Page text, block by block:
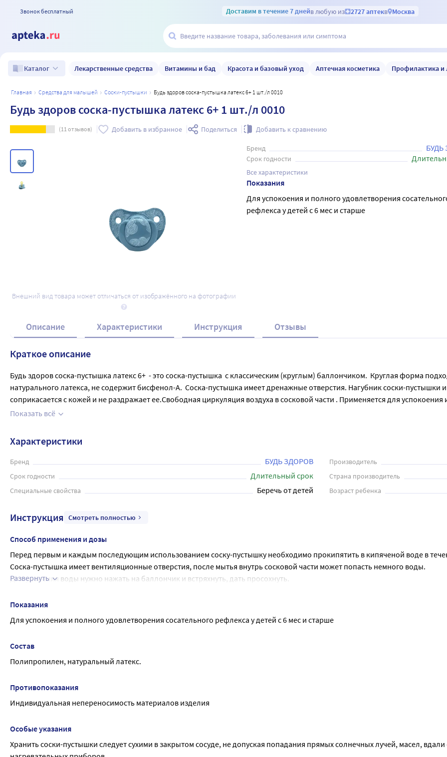
Звонок бесплатный Доставим в течение 7 днейв любую из 2727 аптекв Москва
Каталог Лекарственные средства Витамины и бад Красота и базовый уход Аптечная косметика Профилактика и
главная средства для малышей соски-пустышки Будь здоров соска-пустышка латекс 6+ 1 шт./л 0010
Будь здоров соска-пустышка латекс 6+ 1 шт./л 0010
(11отзывов) Добавить в избранное Поделиться Добавить к сравнению
Внешний вид товара может отличаться от изображённого на фотографии
Бренд БУДЬ
Срок годности
Все характеристики
Показания
Для успокоения и полного удовлетворения
рефлекса у детей с 6 мес и старше
Описание Характеристики Инструкция Отзывы
Краткое описание
Будь здоров соска-пустышка латекс 6+  - это соска-пустышка  с классическим (круглым) баллончиком.  Круглая форма
натурального латекса, не содержит бисфенол-А.  Соска-пустышка имеет дренажные отверстия. Нагубник соски-пустышки
соприкасается с кожей и не раздражает ее.Свободная циркуляция воздуха в сосковой части . Применяется для
детей с 6 мес и старше. Перед первым и каждым последующим использованием соску-пустышку необходимо прокипятить
Показать всё
Характеристики
Бренд БУДЬ ЗДОРОВ
Производитель
Срок годности
Длительный срок
Страна производитель
Специальные свойства
Беречь от детей Возраст ребенка
Инструкция Смотреть полностью
Способ применения и дозы
Перед первым и каждым последующим использованием соску-пустышку необходимо прокипятить в кипяченой воде в
Соска-пустышка имеет вентиляционные отверстия, после мытья внутрь сосковой части может попасть немного воды.
Для удаления воды нужно нажать на баллончик и встряхнуть, дать просохнуть.
Перед использованием всегда осматривайте соску-пустышку.
После каждого использования соски-пустышки тщательно промывают теплой водой и высушивают при комнатной
Рекомендуется одновременно использовать 3-5 сосок-пустышек.
Развернуть
Показания
Для успокоения и полного удовлетворения сосательного рефлекса у детей с 6 мес и старше
Состав
Полипропилен, натуральный латекс.
Противопоказания
Индивидуальная непереносимость материалов изделия
Особые указания
Хранить соски-пустышки следует сухими в закрытом сосуде, не допуская попадания прямых солнечных лучей, масел, вдали